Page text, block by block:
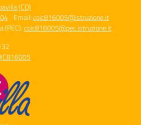
(CO)
Email:coic816005@istruzione.it
(PEC):coic816005@pec.istruzione.it